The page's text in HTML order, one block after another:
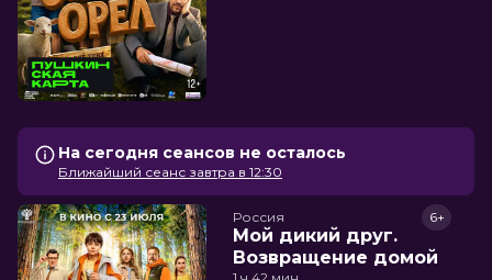
На сегодня сеансов не осталось
Ближайший сеанс завтра в 12:30
Россия
Мой дикий друг.
Возвращение домой
6+
1 ч 42 мин